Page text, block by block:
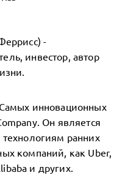
-
инвестор, автор
инновационных
Он является
ранних
компаний, как Uber,
и других.